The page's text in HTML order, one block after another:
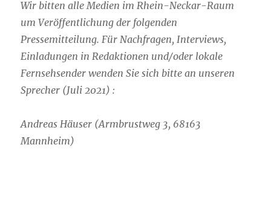
Wir bitten alle Medien im Rhein-Neckar-Raum
um Veröffentlichung der folgenden
Pressemitteilung. Für Nachfragen, Interviews,
Einladungen in Redaktionen und/oder lokale
Fernsehsender wenden Sie sich bitte an unseren
Sprecher (Juli 2021) :
Andreas Häuser (Armbrustweg 3, 68163
Mannheim)